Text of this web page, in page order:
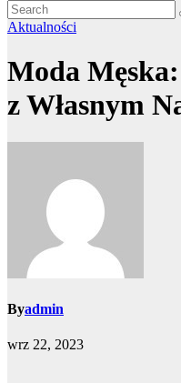
Aktualności
Moda
z Własnym
Byadmin
wrz 22, 2023